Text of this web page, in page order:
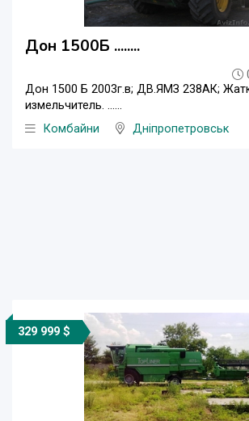
Дон 1500Б ........
Дон 1500 Б 2003г.в; ДВ.ЯМЗ 238АК;
измельчитель. ......
Комбайни
Дніпропетровськ
329 999 $